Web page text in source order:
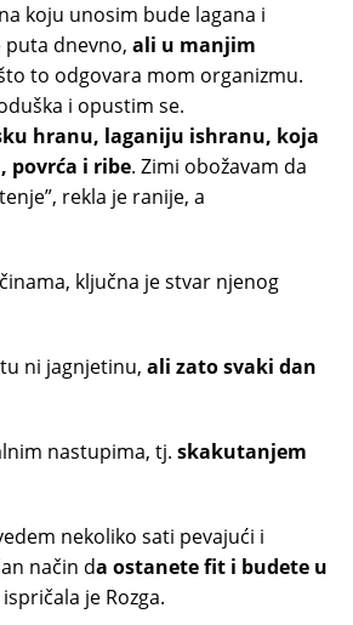
koju unosim bude lagana i
puta dnevno, ali u manjim
to odgovara mom organizmu.
i opustim se.
hranu, laganiju ishranu, koja
povrća i ribe. Zimi obožavam da
rekla je ranije, a
ključna je stvar njenog
ni jagnjetinu, ali zato svaki dan
nastupima, tj. skakutanjem
nekoliko sati pevajući i
način da ostanete fit i budete u
ispričala je Rozga.